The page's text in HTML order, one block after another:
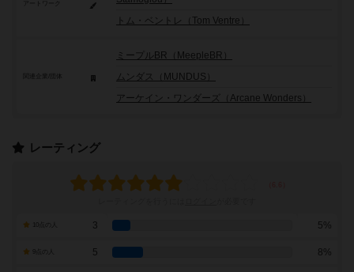
アートワーク
トム・ベントレ（Tom Ventre）
ミープルBR（MeepleBR）
ムンダス（MUNDUS）
アーケイン・ワンダーズ（Arcane Wonders）
レーティング
3 5%
5 8%